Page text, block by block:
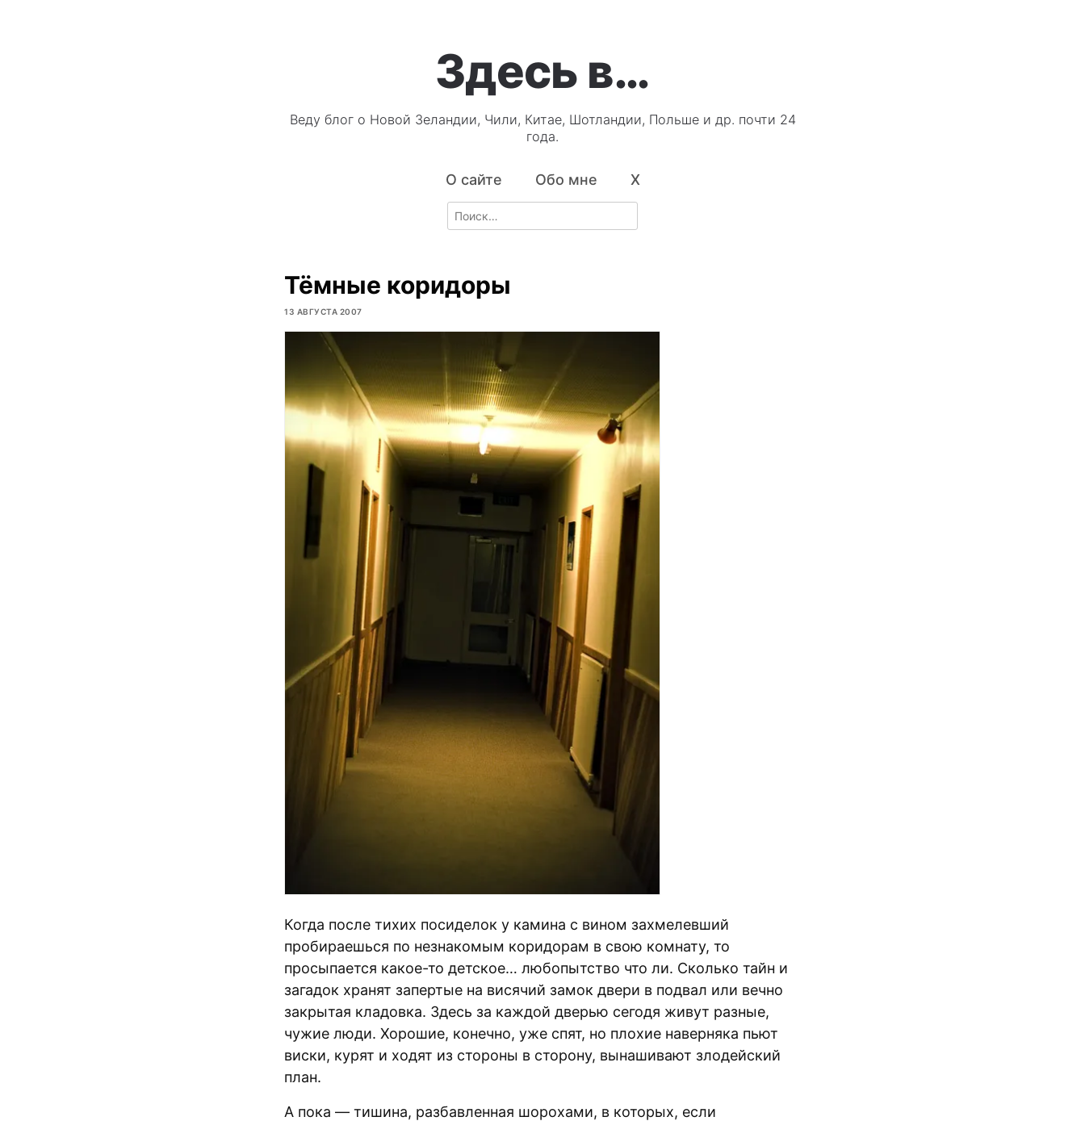
Здесь в…
Веду блог о Новой Зеландии, Чили, Китае, Шотландии, Польше и др. почти 24
года.
О сайте Обо мне X
Search
for:
Тёмные коридоры
13 АВГУСТА 2007
Когда после тихих посиделок у камина с вином захмелевший
пробираешься по незнакомым коридорам в свою комнату, то
просыпается какое-то детское… любопытство что ли. Сколько тайн и
загадок хранят запертые на висячий замок двери в подвал или вечно
закрытая кладовка. Здесь за каждой дверью сегодя живут разные,
чужие люди. Хорошие, конечно, уже спят, но плохие наверняка пьют
виски, курят и ходят из стороны в сторону, вынашивают злодейский
план.
А пока — тишина, разбавленная шорохами, в которых, если